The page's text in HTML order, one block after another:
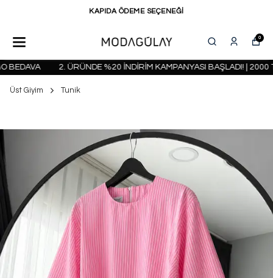
KAPIDA ÖDEME SEÇENEĞİ
0
2. ÜRÜNDE %20 İNDİRİM KAMPANYASI BAŞLADI! | 2000 TL
Üst Giyim Tunik